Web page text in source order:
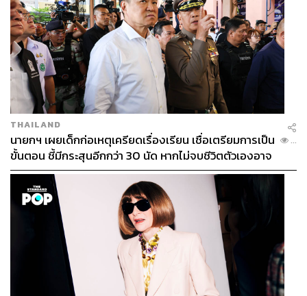
THAILAND
นายกฯ เผยเด็กก่อเหตุเครียดเรื่องเรียน เชื่อเตรียมการเป็น
ขั้นตอน ชี้มีกระสุนอีกกว่า 30 นัด หากไม่จบชีวิตตัวเองอาจ
สูญเสียเพิ่ม
...